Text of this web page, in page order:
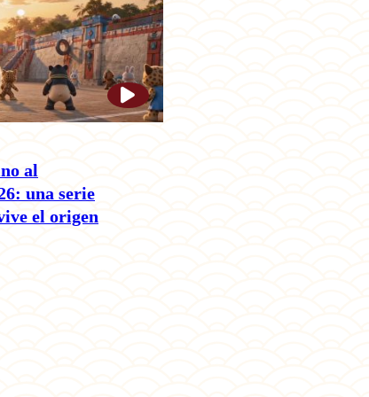
al
una serie
el origen